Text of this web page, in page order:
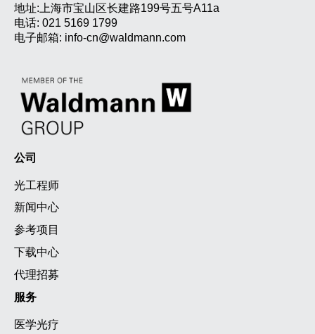
地址:上海市宝山区长建路199号五号A11a
电话: 021 5169 1799
电子邮箱: info-cn@waldmann.com
公司
光工程师
新闻中心
参考项目
下载中心
代理招募
服务
医学光疗